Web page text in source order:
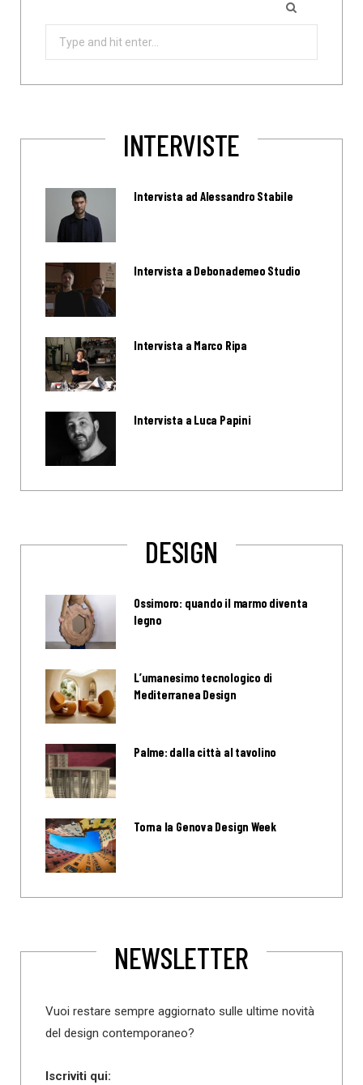
Search
INTERVISTE
Intervista ad Alessandro Stabile
Intervista a Debonademeo Studio
Intervista a Marco Ripa
Intervista a Luca Papini
DESIGN
Ossimoro: quando il marmo diventa
legno
L’umanesimo tecnologico di
Mediterranea Design
Palme: dalla città al tavolino
Torna la Genova Design Week
NEWSLETTER
Vuoi restare sempre aggiornato sulle ultime novità
del design contemporaneo?
Iscriviti qui: